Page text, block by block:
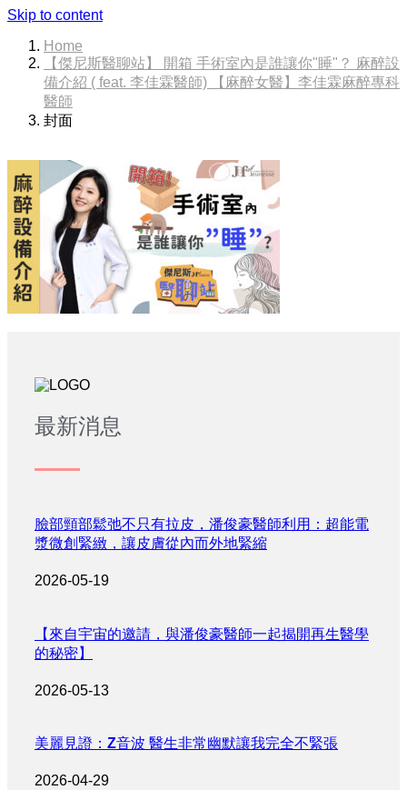
Skip to content
Home
【傑尼斯醫聊站】 開箱 手術室內是誰讓你"睡"？ 麻醉設
備介紹 ( feat. 李佳霖醫師) 【麻醉女醫】李佳霖麻醉專科
醫師
封面
最新消息
臉部頸部鬆弛不只有拉皮，潘俊豪醫師利用：超能電
漿微創緊緻，讓皮膚從內而外地緊縮
2026-05-19
【來自宇宙的邀請，與潘俊豪醫師一起揭開再生醫學
的秘密】
2026-05-13
美麗見證：Z音波 醫生非常幽默讓我完全不緊張
2026-04-29